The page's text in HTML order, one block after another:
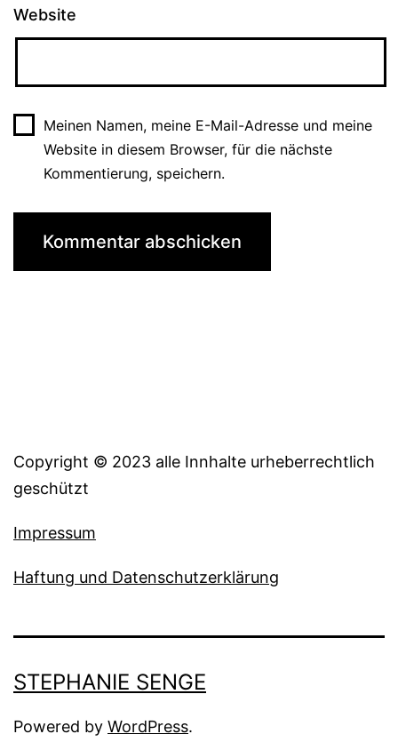
Website
Meinen Namen, meine E-Mail-Adresse und meine
Website in diesem Browser, für die nächste
Kommentierung, speichern.
Copyright © 2023 alle Innhalte urheberrechtlich
geschützt
Impressum
Haftung und Datenschutzerklärung
STEPHANIE SENGE
Powered by WordPress.